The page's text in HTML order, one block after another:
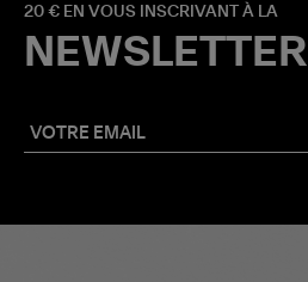
20 € EN VOUS INSCRIVANT À LA
NEWSLETTER